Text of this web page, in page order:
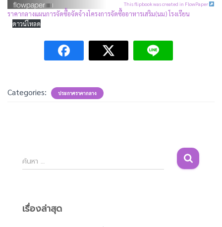
This flipbook was created in FlowPaper
ราคากลางแผนการจัดซื้อจัดจ้างโครงการจัดซื้ออาหารเสริม(นม) โรงเรียน
ดาวน์โหลด
Categories: ประกาศราคากลาง
ค้
น
สำ
ค้นหา …
เรื่องล่าสุด